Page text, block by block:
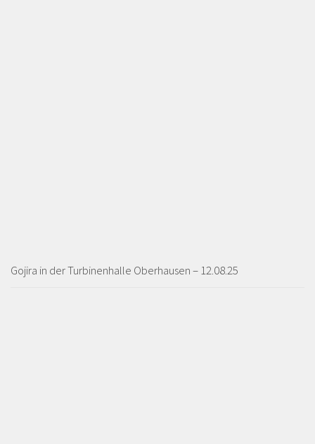
Gojira in der Turbinenhalle Oberhausen – 12.08.25